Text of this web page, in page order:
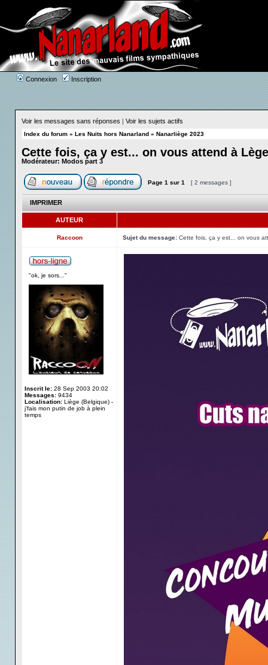
Connexion Inscription
Voir les messages sans réponses | Voir les sujets actifs
Index du forum » Les Nuits hors Nanarland » Nanarliège 2023
Cette fois, ça y est... on vous attend à
Modérateur: Modos part 3
Page 1 sur 1 [ 2 messages ]
IMPRIMER
AUTEUR
Raccoon Sujet du message: Cette fois, ça y est... on vous
"ok, je sors..."
Inscrit le: 28 Sep 2003 20:02
Messages: 9434
Localisation: Liège (Belgique) -
j'fais mon putin de job à plein
temps